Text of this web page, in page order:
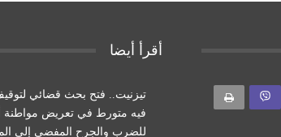
أقرأ أيضا
تيزنيت.. فتح بحث قضائي
فيه متورط في تعريض مواطنة
للضرب والجرح المفضي إلى